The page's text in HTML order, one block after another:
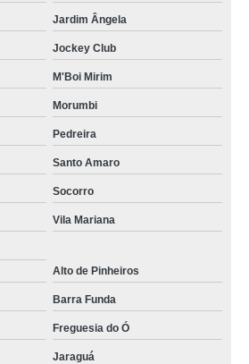
Jardim Ângela
Jockey Club
M'Boi Mirim
Morumbi
Pedreira
Santo Amaro
Socorro
Vila Mariana
Alto de Pinheiros
Barra Funda
Freguesia do Ó
Jaraguá